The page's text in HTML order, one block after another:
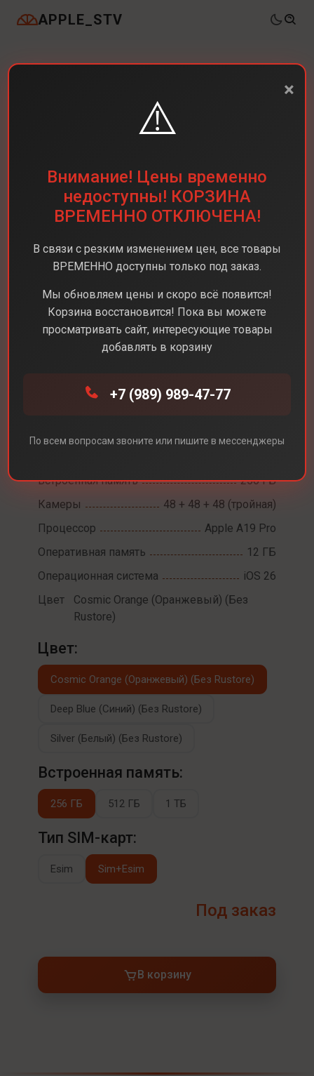
APPLE_STV
iPhone 17 Pro
Встроенная память
256 ГБ
Камеры
48 + 48 + 48 (тройная)
Процессор
Apple A19 Pro
Оперативная память
12 ГБ
Операционная система
iOS 26
Цвет
Cosmic Orange (Оранжевый) (Без
Rustore)
Цвет:
Cosmic Orange (Оранжевый) (Без Rustore)
Deep Blue (Синий) (Без Rustore)
Silver (Белый) (Без Rustore)
Встроенная память:
256 ГБ 512 ГБ 1 ТБ
Тип SIM-карт:
Esim Sim+Esim
Под заказ
В корзину
×
⚠️
Внимание! Цены временно
недоступны! КОРЗИНА
ВРЕМЕННО ОТКЛЮЧЕНА!
В связи с резким изменением цен, все товары
ВРЕМЕННО доступны только под заказ.
Мы обновляем цены и скоро всё появится!
Корзина восстановится! Пока вы можете
просматривать сайт, интересующие товары
добавлять в корзину
+7 (989) 989-47-77
По всем вопросам звоните или пишите в мессенджеры